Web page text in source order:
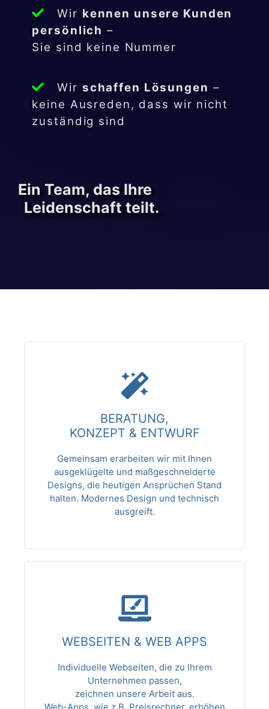
Wir kennen unsere Kunden
persönlich –
Sie sind keine Nummer
Wir schaffen Lösungen –
keine Ausreden, dass wir nicht
zuständig sind
Ein Team, das Ihre
Leidenschaft teilt.
BERATUNG,
KONZEPT & ENTWURF
Gemeinsam erarbeiten wir mit Ihnen
ausgeklügelte und maßgeschneiderte
Designs, die heutigen Ansprüchen Stand
halten. Modernes Design und technisch
ausgreift.
WEBSEITEN & WEB APPS
Individuelle Webseiten, die zu Ihrem
Unternehmen passen,
zeichnen unsere Arbeit aus.
Web-Apps, wie z.B. Preisrechner, erhöhen